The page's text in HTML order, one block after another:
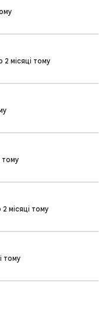
2 місяці тому
тому
місяці тому
тому